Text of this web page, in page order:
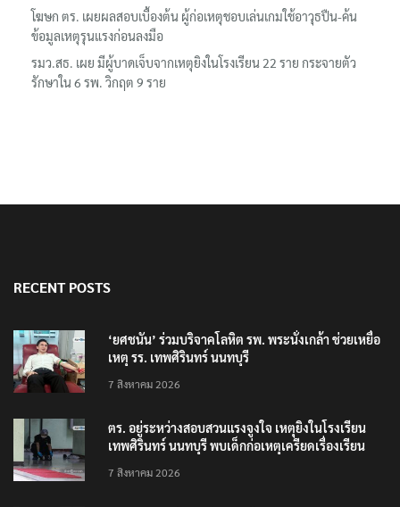
โฆษก ตร. เผยผลสอบเบื้องต้น ผู้ก่อเหตุชอบเล่นเกมใช้อาวุธปืน-ค้น
ข้อมูลเหตุรุนแรงก่อนลงมือ
รมว.สธ. เผย มีผู้บาดเจ็บจากเหตุยิงในโรงเรียน 22 ราย กระจายตัว
รักษาใน 6 รพ. วิกฤต 9 ราย
RECENT POSTS
‘ยศชนัน’ ร่วมบริจาคโลหิต รพ. พระนั่งเกล้า ช่วยเหยื่อ
เหตุ รร. เทพศิรินทร์ นนทบุรี
7 สิงหาคม 2026
ตร. อยู่ระหว่างสอบสวนแรงจูงใจ เหตุยิงในโรงเรียน
เทพศิรินทร์ นนทบุรี พบเด็กก่อเหตุเครียดเรื่องเรียน
7 สิงหาคม 2026